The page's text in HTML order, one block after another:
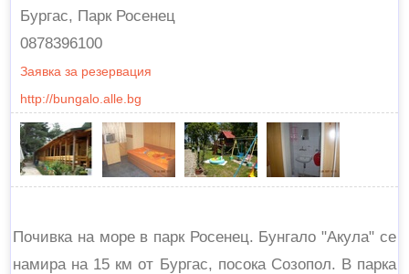
Бургас, Парк Росенец
0878396100
Заявка за резервация
http://bungalo.alle.bg
Почивка на море в парк Росенец. Бунгало "Акула" се
намира на 15 км от Бургас, посока Созопол. В парка